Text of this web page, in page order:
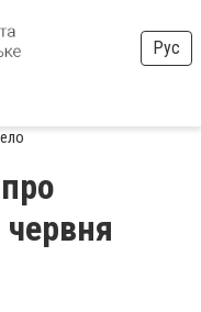
Рус
червня